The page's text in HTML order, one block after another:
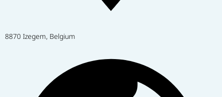
8870 Izegem, Belgium